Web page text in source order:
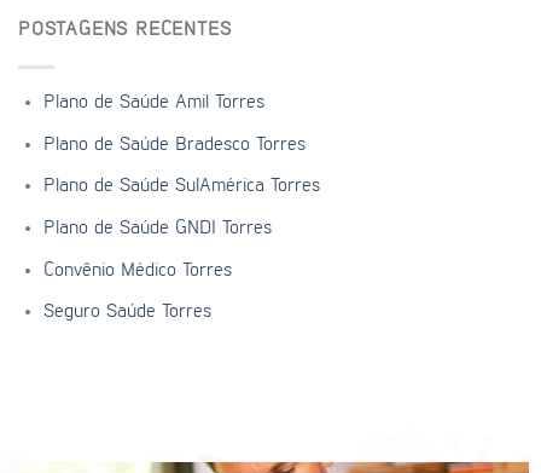
POSTAGENS RECENTES
Plano de Saúde Amil Torres
Plano de Saúde Bradesco Torres
Plano de Saúde SulAmérica Torres
Plano de Saúde GNDI Torres
Convênio Médico Torres
Seguro Saúde Torres